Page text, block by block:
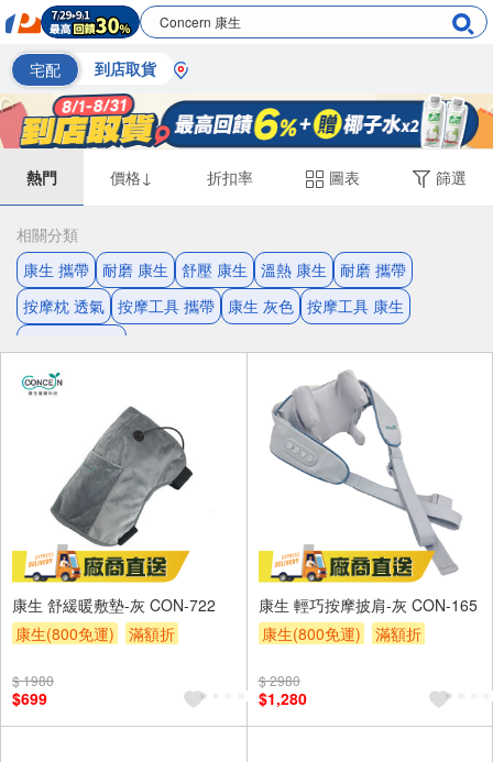
宅配 到店取貨
熱門 價格↓ 折扣率 圖表 篩選
相關分類
康生 攜帶 耐磨 康生 舒壓 康生 溫熱 康生
耐磨 攜帶
按摩枕 透氣 按摩工具 攜帶 康生 灰色 按摩工具 康生
康生 舒緩暖敷墊-灰 CON-722
康生(800免運)
滿額折
$ 1980
$699
康生 輕巧按摩披肩-灰 CON-165
康生(800免運)
滿額折
$ 2980
$1,280